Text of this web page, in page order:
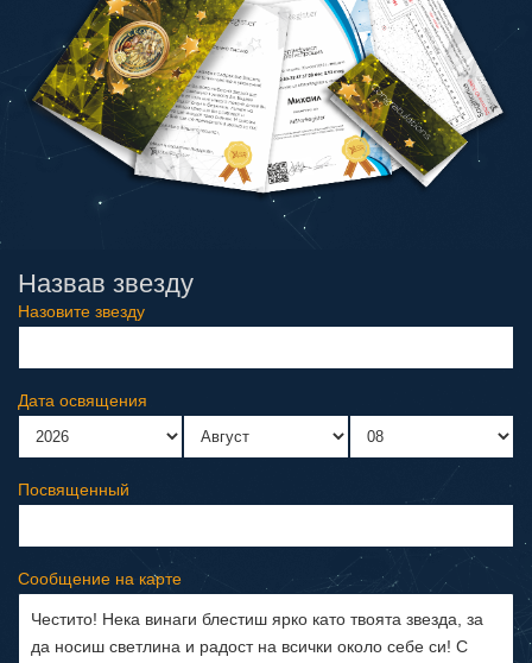
Назвав звезду
Назовите звезду
Дата освящения
Посвященный
Сообщение на карте